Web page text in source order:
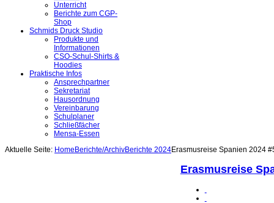
Unterricht
Berichte zum CGP-
Shop
Schmids Druck Studio
Produkte und
Informationen
CSO-Schul-Shirts &
Hoodies
Praktische Infos
Ansprechpartner
Sekretariat
Hausordnung
Vereinbarung
Schulplaner
Schließfächer
Mensa-Essen
Aktuelle Seite: Home Berichte/ArchivBerichte 2024Erasmusreise Spanien 2024
Erasmusreise